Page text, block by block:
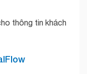
thông tin khách